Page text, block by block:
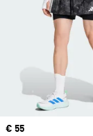
Prix
€ 55